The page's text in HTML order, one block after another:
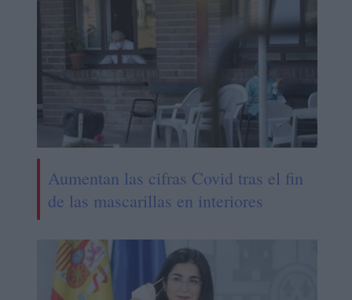
Aumentan las cifras Covid tras el fin
de las mascarillas en interiores